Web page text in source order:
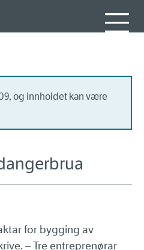
og innholdet kan være
for bygging av
– Tre entreprenørar